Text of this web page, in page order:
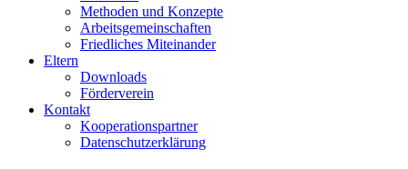
Methoden und Konzepte
Arbeitsgemeinschaften
Friedliches Miteinander
Eltern
Downloads
Förderverein
Kontakt
Kooperationspartner
Datenschutzerklärung